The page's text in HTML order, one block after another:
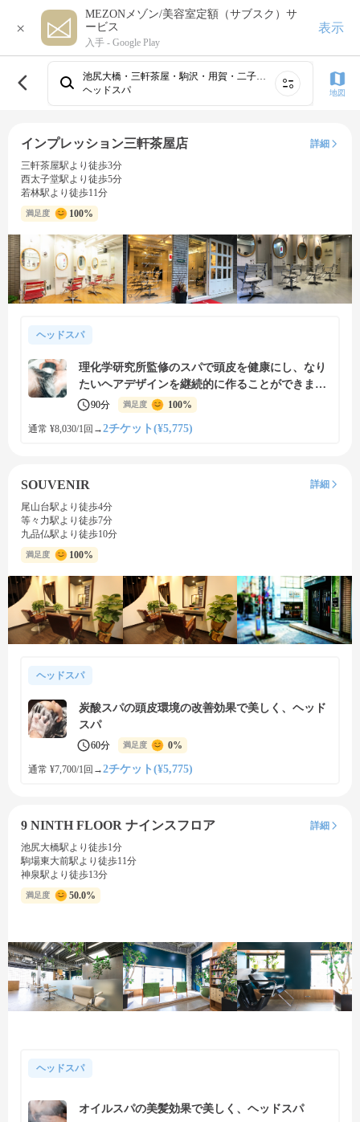
×
MEZONメゾン/美容室定額（サブスク）サ
ービス
入手 - Google Play
表示
池尻大橋・三軒茶屋・駒沢・用賀・二子玉川
ヘッドスパ
地図
インプレッション三軒茶屋店
詳細
三軒茶屋駅より徒歩3分
西太子堂駅より徒歩5分
若林駅より徒歩11分
満足度 100%
ヘッドスパ
理化学研究所監修のスパで頭皮を健康にし、なり
たいヘアデザインを継続的に作ることができま
す。90分 満足度 100%
通常 ¥8,030/1回 →2チケット(¥5,775)
SOUVENIR
詳細
尾山台駅より徒歩4分
等々力駅より徒歩7分
九品仏駅より徒歩10分
満足度 100%
ヘッドスパ
炭酸スパの頭皮環境の改善効果で美しく、ヘッド
スパ
60分 満足度 0%
通常 ¥7,700/1回 →2チケット(¥5,775)
9 NINTH FLOOR ナインスフロア
詳細
池尻大橋駅より徒歩1分
駒場東大前駅より徒歩11分
神泉駅より徒歩13分
満足度 50.0%
ヘッドスパ
オイルスパの美髪効果で美しく、ヘッドスパ